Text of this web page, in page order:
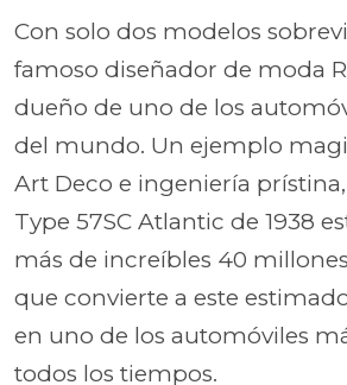
Con solo dos modelos
famoso diseñador de moda
dueño de uno de los
del mundo. Un ejemplo
Art Deco e ingeniería
Type 57SC Atlantic de 1938
más de increíbles 40
que convierte a este
en uno de los automóviles
todos los tiempos.